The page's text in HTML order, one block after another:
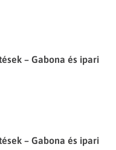
– Gabona és ipari
– Gabona és ipari